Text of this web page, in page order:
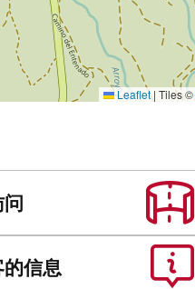
Leaflet | Tiles ©
信息